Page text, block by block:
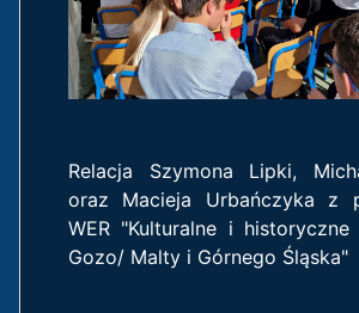
Relacja Szymona Lipki,
oraz Macieja Urbańczyka z
WER "Kulturalne i historyczne
Gozo/ Malty i Górnego Śląska"